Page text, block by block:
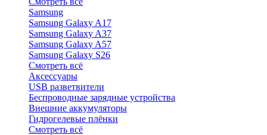
Samsung
Samsung Galaxy A17
Samsung Galaxy A37
Samsung Galaxy A57
Samsung Galaxy S26
Смотреть всё
Аксессуары
USB разветвители
Беспроводные зарядные устройства
Внешние аккумуляторы
Гидрогелевые плёнки
Смотреть всё